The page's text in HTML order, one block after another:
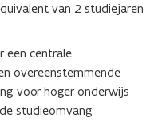
van 2 studiejaren
een centrale
overeenstemmende
voor hoger onderwijs
studieomvang